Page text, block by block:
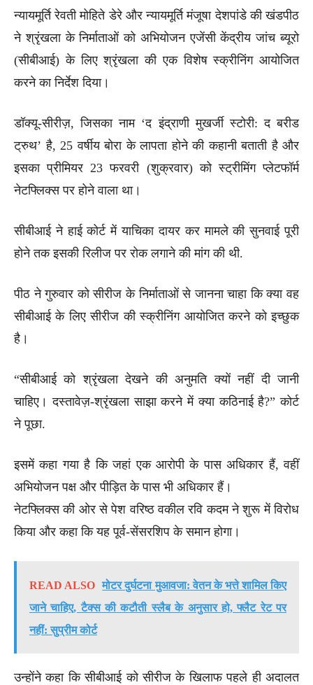
न्यायमूर्ति रेवती मोहिते डेरे और न्यायमूर्ति मंजूषा देशपांडे की खंडपीठ
ने श्रृंखला के निर्माताओं को अभियोजन एजेंसी केंद्रीय जांच ब्यूरो
(सीबीआई) के लिए श्रृंखला की एक विशेष स्क्रीनिंग आयोजित
करने का निर्देश दिया।
डॉक्यू-सीरीज़, जिसका नाम ‘द इंद्राणी मुखर्जी स्टोरी: द बरीड
ट्रुथ’ है, 25 वर्षीय बोरा के लापता होने की कहानी बताती है और
इसका प्रीमियर 23 फरवरी (शुक्रवार) को स्ट्रीमिंग प्लेटफॉर्म
नेटफ्लिक्स पर होने वाला था।
सीबीआई ने हाई कोर्ट में याचिका दायर कर मामले की सुनवाई पूरी
होने तक इसकी रिलीज पर रोक लगाने की मांग की थी.
पीठ ने गुरुवार को सीरीज के निर्माताओं से जानना चाहा कि क्या वह
सीबीआई के लिए सीरीज की स्क्रीनिंग आयोजित करने को इच्छुक
है।
“सीबीआई को श्रृंखला देखने की अनुमति क्यों नहीं दी जानी
चाहिए। दस्तावेज़-श्रृंखला साझा करने में क्या कठिनाई है?” कोर्ट
ने पूछा.
इसमें कहा गया है कि जहां एक आरोपी के पास अधिकार हैं, वहीं
अभियोजन पक्ष और पीड़ित के पास भी अधिकार हैं।
नेटफ्लिक्स की ओर से पेश वरिष्ठ वकील रवि कदम ने शुरू में विरोध
किया और कहा कि यह पूर्व-सेंसरशिप के समान होगा।
READ ALSO
मोटर दुर्घटना मुआवजा: वेतन के भत्ते शामिल किए
जाने चाहिए, टैक्स की कटौती स्लैब के अनुसार हो, फ्लैट रेट पर
नहीं: सुप्रीम कोर्ट
उन्होंने कहा कि सीबीआई को सीरीज के खिलाफ पहले ही अदालत